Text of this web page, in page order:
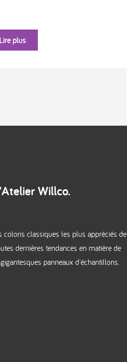
Lire plus
Willco.
coloris classiques les plus appréciés de
dernières tendances en matière de
panneaux d'échantillons.